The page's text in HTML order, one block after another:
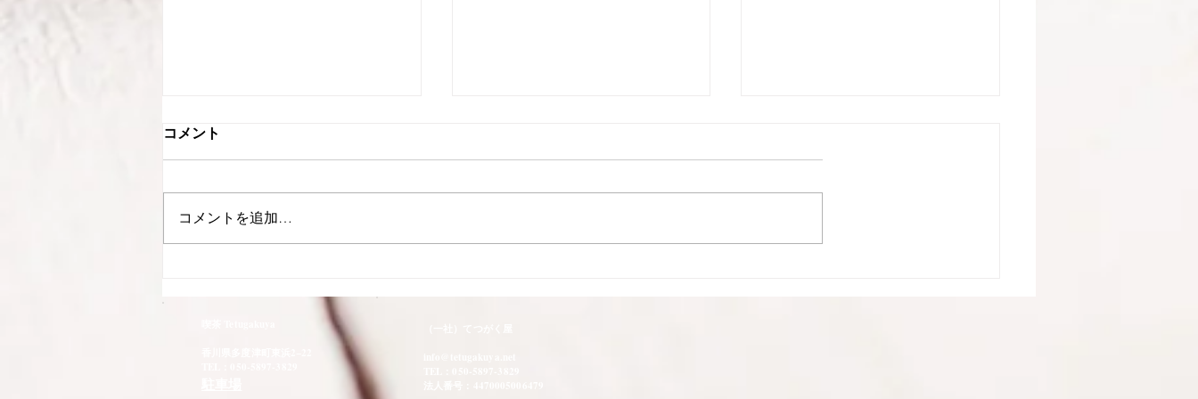
９回の読書会を終えて 感想
先日９回目の読書会にて、一冊の
本を読み終えましたので、その感
想を書いてみました。 読書会を
「人」がいるということです。
言葉に限りませんが、私たちは、
言葉尻だけ捉えて憶測で批判をし
版』エーリッヒ・フロム著 【日
コメント
コメントを追加…